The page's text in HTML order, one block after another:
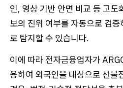
인, 영상 기반 안면 비교 등 고도
보의 진위 여부를 자동으로 검
로 탐지할 수 있습니다.
이에 따라 전자금융업자가
용하여 외국인을 대상으로 선불